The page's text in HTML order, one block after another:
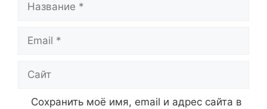
Email
Сайт
Сохранить моё имя, email и адрес сайта в